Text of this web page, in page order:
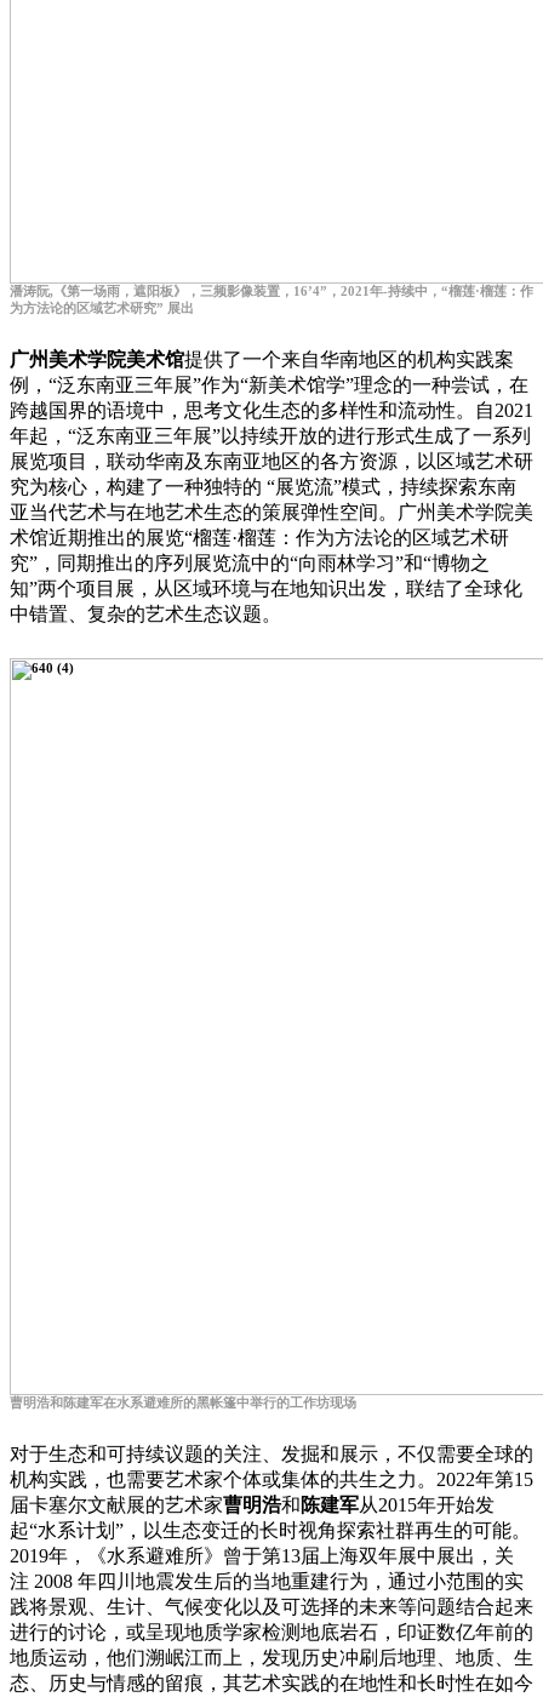
潘涛阮,《第一场雨，遮阳板》，三频影像装置，16’4”，2021年-持续中，“榴莲·榴莲：作
为方法论的区域艺术研究” 展出
广州美术学院美术馆提供了一个来自华南地区的机构实践案
例，“泛东南亚三年展”作为“新美术馆学”理念的一种尝试，在
跨越国界的语境中，思考文化生态的多样性和流动性。自2021
年起，“泛东南亚三年展”以持续开放的进行形式生成了一系列
展览项目，联动华南及东南亚地区的各方资源，以区域艺术研
究为核心，构建了一种独特的 “展览流”模式，持续探索东南
亚当代艺术与在地艺术生态的策展弹性空间。广州美术学院美
术馆近期推出的展览“榴莲·榴莲：作为方法论的区域艺术研
究”，同期推出的序列展览流中的“向雨林学习”和“博物之
知”两个项目展，从区域环境与在地知识出发，联结了全球化
中错置、复杂的艺术生态议题。
曹明浩和陈建军在水系避难所的黑帐篷中举行的工作坊现场
对于生态和可持续议题的关注、发掘和展示，不仅需要全球的
机构实践，也需要艺术家个体或集体的共生之力。2022年第15
届卡塞尔文献展的艺术家曹明浩和陈建军从2015年开始发
起“水系计划”，以生态变迁的长时视角探索社群再生的可能。
2019年，《水系避难所》曾于第13届上海双年展中展出，关
注 2008 年四川地震发生后的当地重建行为，通过⼩范围的实
践将景观、生计、⽓候变化以及可选择的未来等问题结合起来
进行的讨论，或呈现地质学家检测地底岩石，印证数亿年前的
地质运动，他们溯岷江而上，发现历史冲刷后地理、地质、生
态、历史与情感的留痕，其艺术实践的在地性和长时性在如今